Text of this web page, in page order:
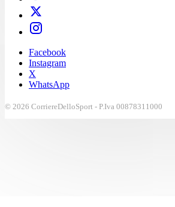
Facebook
Instagram
X
WhatsApp
© 2026 CorriereDelloSport - P.Iva 00878311000